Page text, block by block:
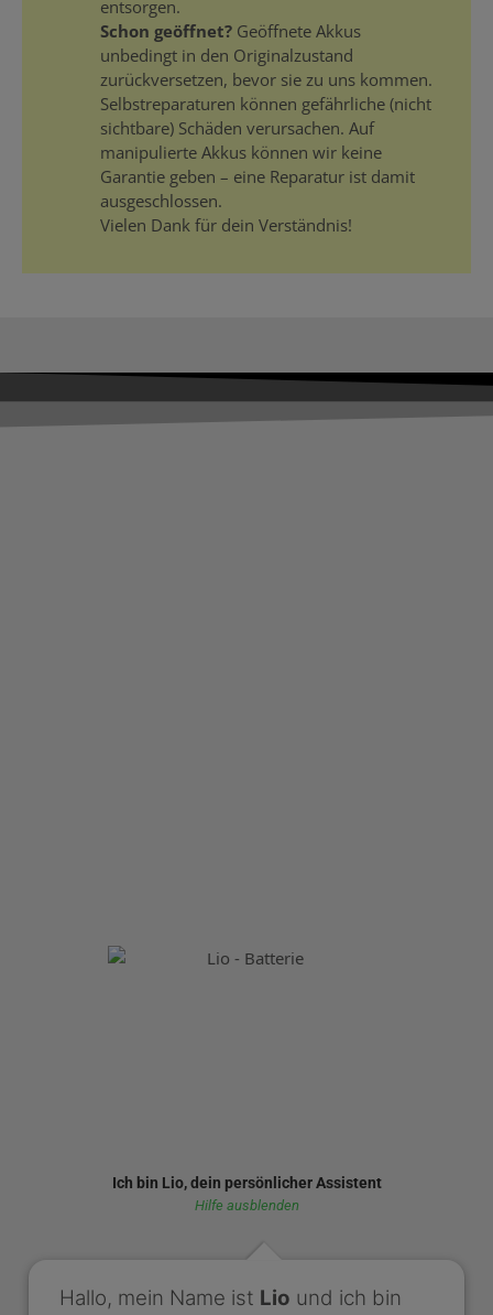
entsorgen.
Schon geöffnet? Geöffnete Akkus
unbedingt in den Originalzustand
zurückversetzen, bevor sie zu uns kommen.
Selbstreparaturen können gefährliche (nicht
sichtbare) Schäden verursachen. Auf
manipulierte Akkus können wir keine
Garantie geben – eine Reparatur ist damit
ausgeschlossen.
Vielen Dank für dein Verständnis!
Ich bin Lio, dein persönlicher Assistent
Hilfe ausblenden
Hallo, mein Name ist Lio und ich bin